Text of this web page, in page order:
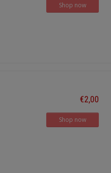
Shop now
€2,00
Shop now